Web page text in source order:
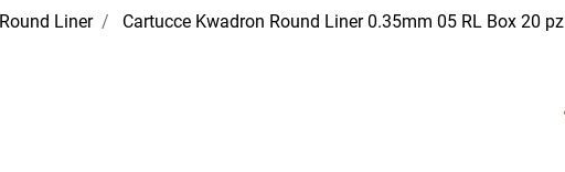
Round Liner Cartucce Kwadron Round Liner 0.35mm 05 RL Box 20 pz